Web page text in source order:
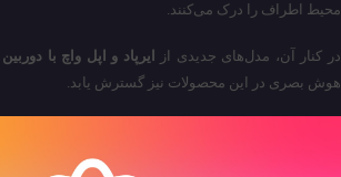
محیط اطراف را درک می‌کنند.
در کنار آن، مدل‌های جدیدی از ایرپاد و اپل واچ با دوربین
هوش بصری در این محصولات نیز گسترش یابد.